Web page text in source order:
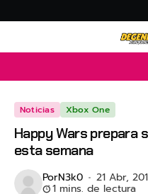
Noticias Xbox One
Happy Wars prepara
esta semana
PorN3k0 21 Abr,
1 mins. de lectura